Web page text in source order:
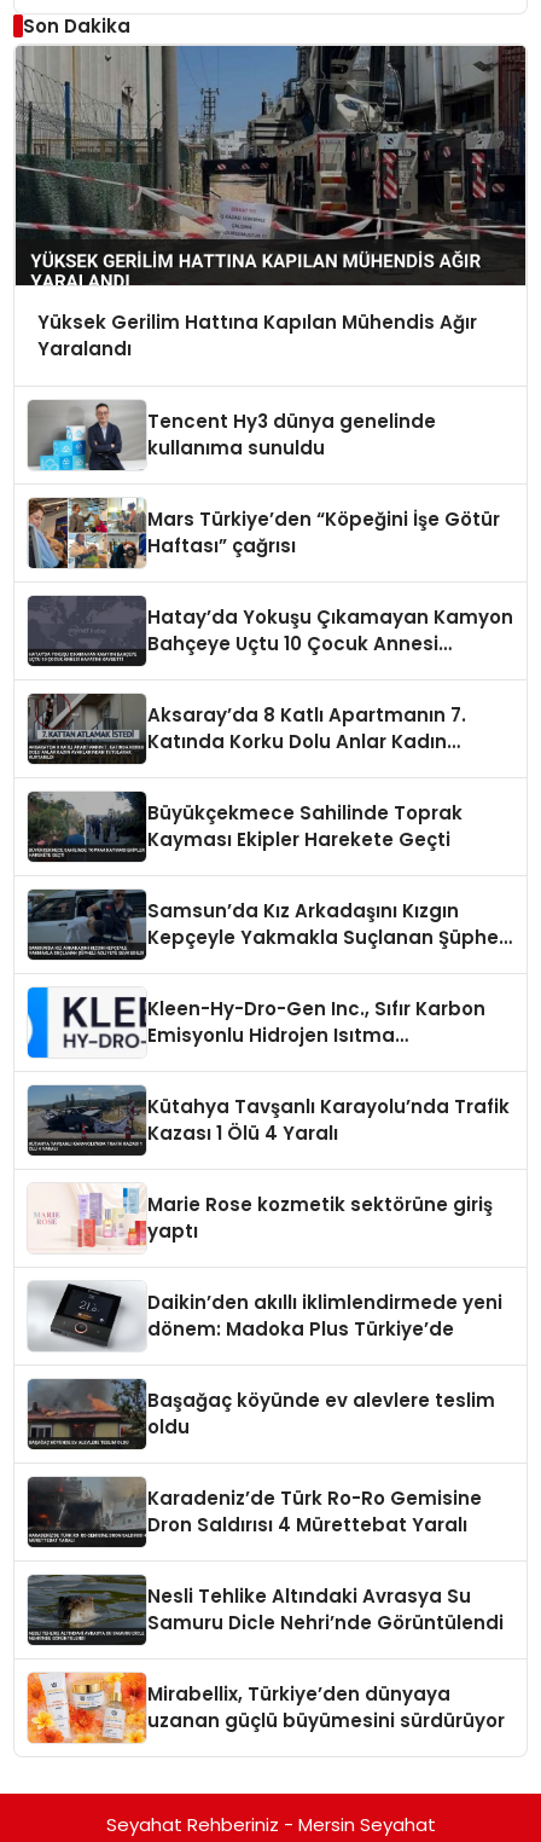
Son Dakika
Yüksek Gerilim Hattına Kapılan Mühendis Ağır
Yaralandı
Tencent Hy3 dünya genelinde
kullanıma sunuldu
Mars Türkiye’den “Köpeğini İşe Götür
Haftası” çağrısı
Hatay’da Yokuşu Çıkamayan Kamyon
Bahçeye Uçtu 10 Çocuk Annesi
Aksaray’da 8 Katlı Apartmanın 7.
Katında Korku Dolu Anlar Kadın
Büyükçekmece Sahilinde Toprak
Kayması Ekipler Harekete Geçti
Samsun’da Kız Arkadaşını Kızgın
Kepçeyle Yakmakla Suçlanan Şüpheli
Kleen-Hy-Dro-Gen Inc., Sıfır Karbon
Emisyonlu Hidrojen Isıtma
Kütahya Tavşanlı Karayolu’nda Trafik
Kazası 1 Ölü 4 Yaralı
Marie Rose kozmetik sektörüne giriş
yaptı
Daikin’den akıllı iklimlendirmede yeni
dönem: Madoka Plus Türkiye’de
Başağaç köyünde ev alevlere teslim
oldu
Karadeniz’de Türk Ro-Ro Gemisine
Dron Saldırısı 4 Mürettebat Yaralı
Nesli Tehlike Altındaki Avrasya Su
Samuru Dicle Nehri’nde Görüntülendi
Mirabellix, Türkiye’den dünyaya
uzanan güçlü büyümesini sürdürüyor
Seyahat Rehberiniz - Mersin Seyahat